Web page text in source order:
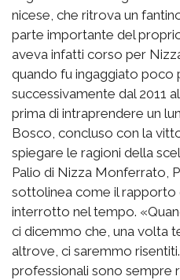
nicese, che ritrova un
parte importante del
aveva infatti corso per
quando fu ingaggiato poco
successivamente dal 2011
prima di intraprendere un
Bosco, concluso con la
spiegare le ragioni della
Palio di Nizza Monferrato,
sottolinea come il rapporto
interrotto nel tempo.
ci dicemmo che, una volta
altrove, ci saremmo
professionali sono sempre